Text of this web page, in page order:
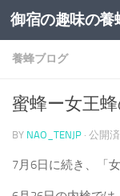
コンテンツへス
御宿の趣味の養
養蜂ブログ
蜜蜂ー女王
BY NAO_TENJP · 公開
7月6日に続き、「